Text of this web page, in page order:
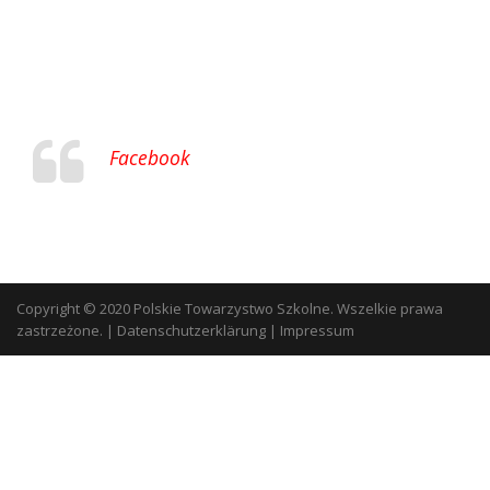
Facebook
Copyright © 2020 Polskie Towarzystwo Szkolne. Wszelkie prawa
zastrzeżone. | Datenschutzerklärung | Impressum